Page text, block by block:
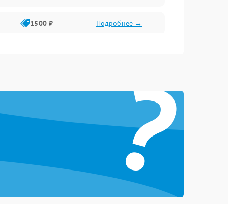
1500 ₽ Подробнее →
?